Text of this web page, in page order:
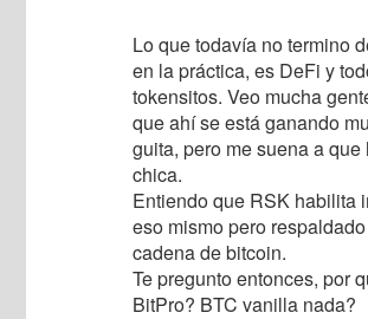
Lo que todavía no termino
en la práctica, es DeFi y
tokensitos. Veo mucha
que ahí se está ganando
guita, pero me suena a que
chica.
Entiendo que RSK habilita
eso mismo pero
cadena de bitcoin.
Te pregunto entonces, por
BitPro? BTC vanilla nada?